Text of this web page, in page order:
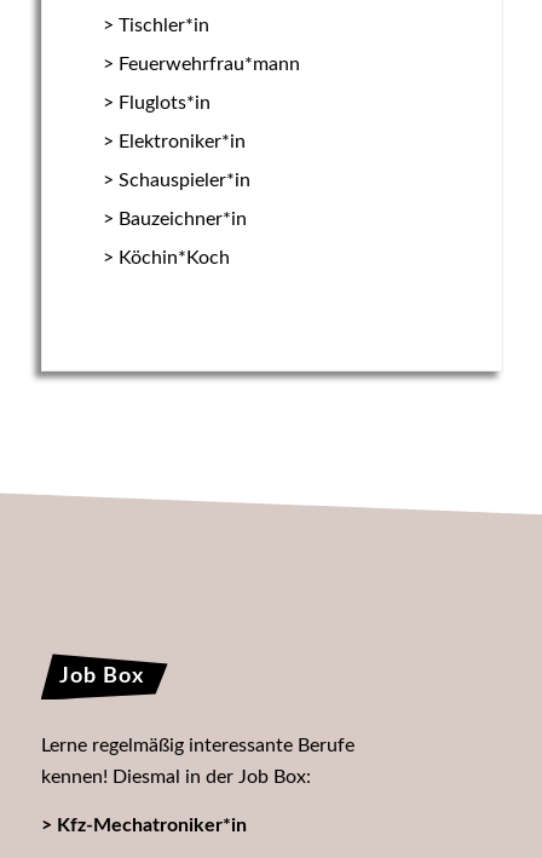
Tischler*in
Feuerwehrfrau*mann
Fluglots*in
Elektroniker*in
Schauspieler*in
Bauzeichner*in
Köchin*Koch
Job Box
Lerne regelmäßig interessante Berufe
kennen! Diesmal in der Job Box:
> Kfz-Mechatroniker*in